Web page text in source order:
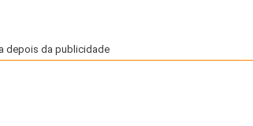
depois da publicidade